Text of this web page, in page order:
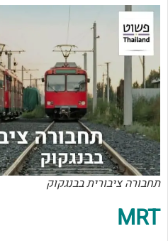
תחבורה ציבורית בבנגקוק
MRT